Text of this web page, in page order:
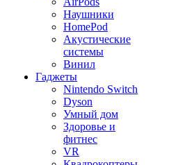
Наушники
HomePod
Акустические
системы
Винил
Гаджеты
Nintendo Switch
Dyson
Умный дом
Здоровье и
фитнес
VR